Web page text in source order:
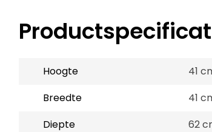
Hoogte
41
Breedte
41
Diepte
62